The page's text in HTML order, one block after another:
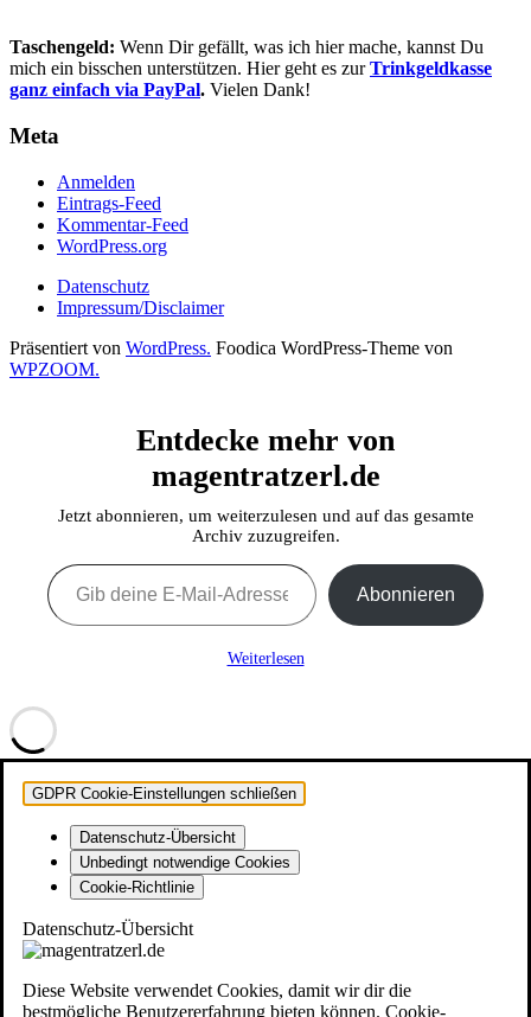
Taschengeld: Wenn Dir gefällt, was ich hier mache, kannst Du
mich ein bisschen unterstützen. Hier geht es zurTrinkgeldkasse
ganz einfach via PayPal. Vielen Dank!
Meta
Anmelden
Eintrags-Feed
Kommentar-Feed
WordPress.org
Datenschutz
Impressum/Disclaimer
Präsentiert von WordPress. Foodica WordPress-Theme von
WPZOOM.
Entdecke mehr von
magentratzerl.de
Jetzt abonnieren, um weiterzulesen und auf das gesamte
Archiv zuzugreifen.
Gib deine E-Mail-Adresse ein ...
Abonnieren
Weiterlesen
GDPR Cookie-Einstellungen schließen
Datenschutz-Übersicht
Unbedingt notwendige Cookies
Cookie-Richtlinie
Datenschutz-Übersicht
Diese Website verwendet Cookies, damit wir dir die
bestmögliche Benutzererfahrung bieten können. Cookie-